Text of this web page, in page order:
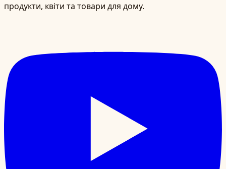
продукти, квіти та товари для дому.